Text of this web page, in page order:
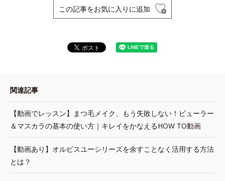
この記事をお気に入りに追加
関連記事
【動画でレッスン】まつ毛メイク、もう失敗しない！ビューラー
＆マスカラの基本の使い方｜キレイをかなえるHOW TO動画
【動画あり】オルビスユーシリーズを余すことなく活用する方法
とは？